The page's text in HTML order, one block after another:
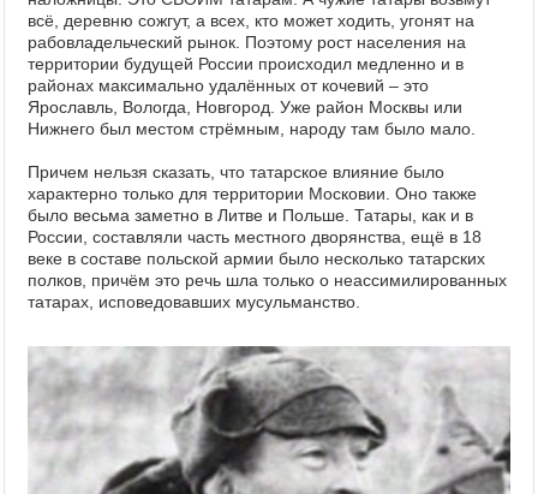
всё, деревню сожгут, а всех, кто может ходить, угонят на
рабовладельческий рынок. Поэтому рост населения на
территории будущей России происходил медленно и в
районах максимально удалённых от кочевий – это
Ярославль, Вологда, Новгород. Уже район Москвы или
Нижнего был местом стрёмным, народу там было мало.
Причем нельзя сказать, что татарское влияние было
характерно только для территории Московии. Оно также
было весьма заметно в Литве и Польше. Татары, как и в
России, составляли часть местного дворянства, ещё в 18
веке в составе польской армии было несколько татарских
полков, причём это речь шла только о неассимилированных
татарах, исповедовавших мусульманство.